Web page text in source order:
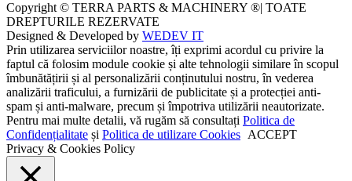
Copyright © TERRA PARTS & MACHINERY ®| TOATE
DREPTURILE REZERVATE
Designed & Developed by WEDEV IT
Prin utilizarea serviciilor noastre, îți exprimi acordul cu privire la
faptul că folosim module cookie și alte tehnologii similare în scopul
îmbunătățirii și al personalizării conținutului nostru, în vederea
analizării traficului, a furnizării de publicitate și a protecției anti-
spam și anti-malware, precum și împotriva utilizării neautorizate.
Pentru mai multe detalii, vă rugăm să consultați Politica de
Confidențialitate și Politica de utilizare Cookies ACCEPT
Privacy & Cookies Policy